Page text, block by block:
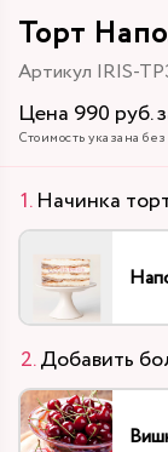
Торт
Артикул IRIS-
Цена 990 руб.
Стоимость указана
Начинка
Добавить